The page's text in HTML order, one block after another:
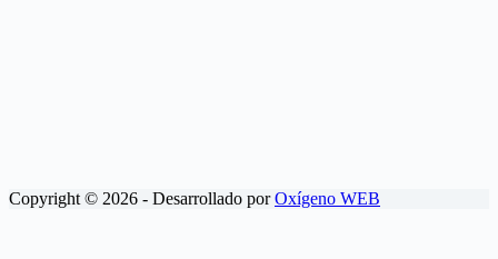
Copyright © 2026 - Desarrollado porOxígeno WEB